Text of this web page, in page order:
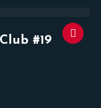
#19